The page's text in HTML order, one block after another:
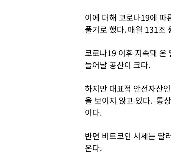
이에 더해 코로나19에 따
풀기로 했다. 매월 131조
코로나19 이후 지속돼 온
늘어날 공산이 크다.
하지만 대표적 안전자산
을 보이지 않고 있다. 통
이다.
반면 비트코인 시세는 달
온다.